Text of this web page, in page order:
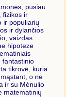
pusiau
fizikos ir
ir populiarių
ir dylančios
vaizdas
hipoteze
fantastinio
tikrovė, kuria
o ne
ir su Mėnulio
matematinių